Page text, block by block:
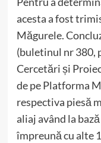
acesta a fost
Măgurele.
(buletinul nr 380,
Cercetări și
de pe Platforma
respectiva piesă
aliaj având la
împreună cu alte